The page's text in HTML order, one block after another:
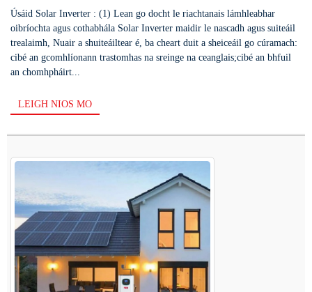
Úsáid Solar Inverter : (1) Lean go docht le riachtanais lámhleabhar
oibríochta agus cothabhála Solar Inverter maidir le nascadh agus suiteáil
trealaimh, Nuair a shuiteáiltear é, ba cheart duit a sheiceáil go cúramach:
cibé an gcomhlíonann trastomhas na sreinge na ceanglais;cibé an bhfuil
an chomhpháirt...
LEIGH NIOS MO